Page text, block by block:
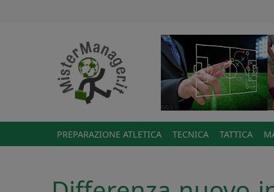
PREPARAZIONE ATLETICA TECNICA TATTICA